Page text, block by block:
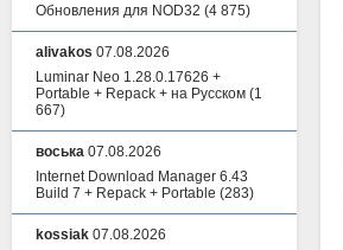
Обновления для NOD32 (4 875)
alivakos 07.08.2026
Luminar Neo 1.28.0.17626 +
Portable + Repack + на Русском (1
667)
воська 07.08.2026
Internet Download Manager 6.43
Build 7 + Repack + Portable (283)
kossiak 07.08.2026